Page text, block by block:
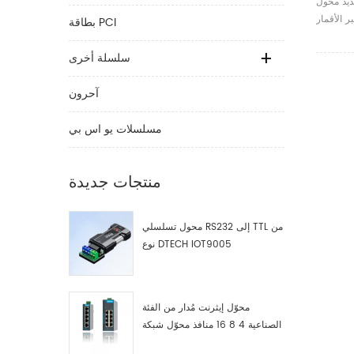
بطاقة PCI
سلسلة أخرى
آحرون
مسلسلات يو اس بي
منتجات جديدة
محول تسلسلي RS232 إلى TTL من
نوع DTECH IOT9005
محوّل إيثرنت مُدار من الفئة
الصناعية 4 8 16 منافذ محوّل شبكة
الأقمار
الجيل 3